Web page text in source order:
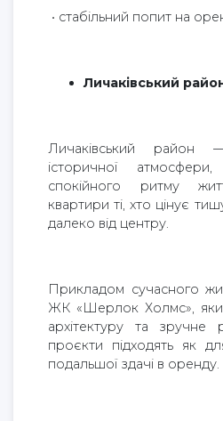
• стабільний попит на
Личаківський
Личаківський
історичної
спокійного ритму
квартири ті, хто цінує
далеко від центру.
Прикладом сучасного
ЖК «Шерлок Холмс»,
архітектуру та зручне
проєкти підходять як
подальшої здачі в оренду.